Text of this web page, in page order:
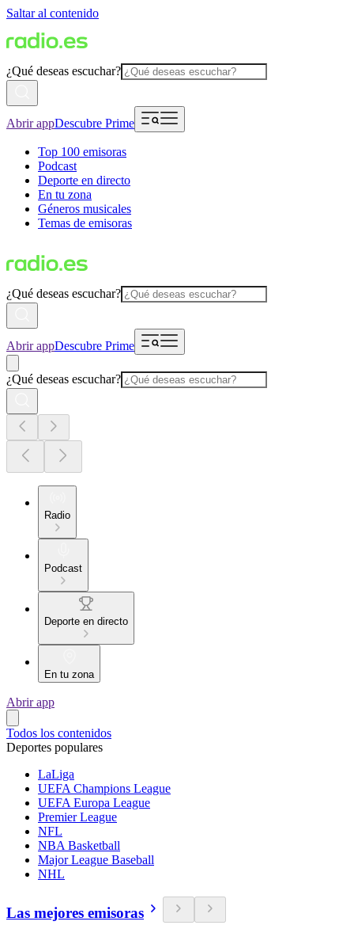
Saltar al contenido
¿Qué deseas escuchar?
Abrir appDescubre Prime
Top 100 emisoras
Podcast
Deporte en directo
En tu zona
Géneros musicales
Temas de emisoras
¿Qué deseas escuchar?
Abrir appDescubre Prime
¿Qué deseas escuchar?
Radio
Podcast
Deporte en directo
En tu zona
Abrir app
Todos los contenidos
Deportes populares
LaLiga
UEFA Champions League
UEFA Europa League
Premier League
NFL
NBA Basketball
Major League Baseball
NHL
Las mejores emisoras